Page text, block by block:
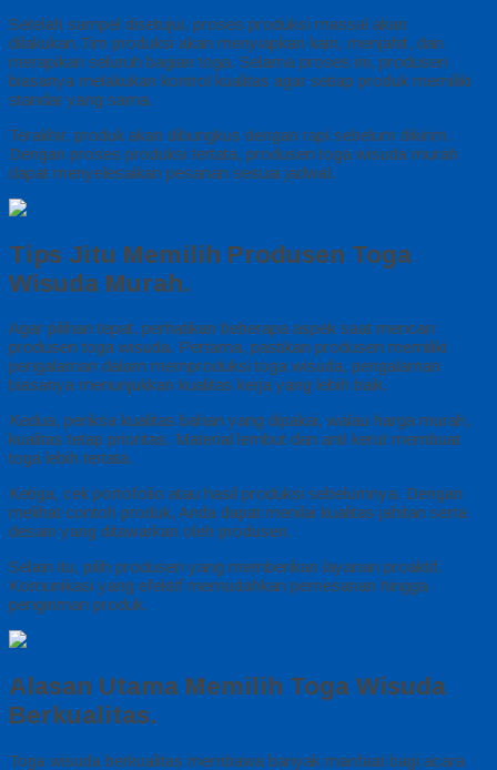
Setelah sampel disetujui, proses produksi massal akan
dilakukan.Tim produksi akan menyiapkan kain, menjahit, dan
merapikan seluruh bagian toga. Selama proses ini, produsen
biasanya melakukan kontrol kualitas agar setiap produk memiliki
standar yang sama.
Terakhir, produk akan dibungkus dengan rapi sebelum dikirim.
Dengan proses produksi tertata, produsen toga wisuda murah
dapat menyelesaikan pesanan sesuai jadwal.
Tips Jitu Memilih Produsen Toga
Wisuda Murah.
Agar pilihan tepat, perhatikan beberapa aspek saat mencari
produsen toga wisuda. Pertama, pastikan produsen memiliki
pengalaman dalam memproduksi toga wisuda, pengalaman
biasanya menunjukkan kualitas kerja yang lebih baik.
Kedua, periksa kualitas bahan yang dipakai, walau harga murah,
kualitas tetap prioritas. Material lembut dan anti kerut membuat
toga lebih tertata.
Ketiga, cek portofolio atau hasil produksi sebelumnya. Dengan
melihat contoh produk, Anda dapat menilai kualitas jahitan serta
desain yang ditawarkan oleh produsen.
Selain itu, pilih produsen yang memberikan layanan proaktif.
Komunikasi yang efektif memudahkan pemesanan hingga
pengiriman produk.
Alasan Utama Memilih Toga Wisuda
Berkualitas.
Toga wisuda berkualitas membawa banyak manfaat bagi acara